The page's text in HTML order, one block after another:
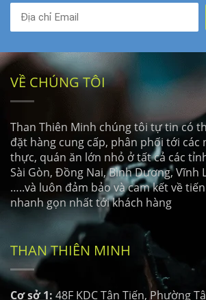
VỀ CHÚNG TÔI
Than Thiên Minh chúng tôi tự tin có
đặt hàng cung cấp, phân phối tới các
thực, quán ăn lớn nhỏ ở tất cả các
Sài Gòn, Đồng Nai, Bình Dương, Vĩnh
…..và luôn đảm bảo và cam kết về
nhanh gọn nhất tới khách hàng
THAN THIÊN MINH
Cơ sở 1: 48F KDC Tân Tiến, Phường